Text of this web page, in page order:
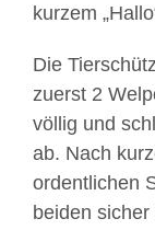
kurzem
Die
zuerst 2
völlig und
ab. Nach
ordentlichen
beiden